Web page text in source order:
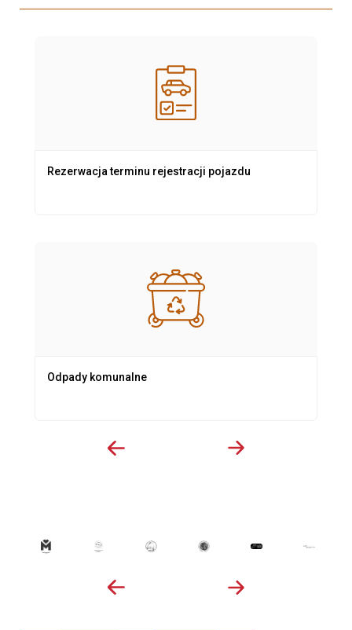
Rezerwacja terminu rejestracji pojazdu
Odpady komunalne